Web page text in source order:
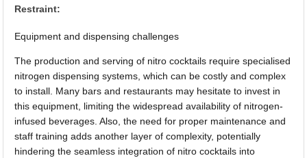
Restraint:
Equipment and dispensing challenges
The production and serving of nitro cocktails require specialised
nitrogen dispensing systems, which can be costly and complex
to install. Many bars and restaurants may hesitate to invest in
this equipment, limiting the widespread availability of nitrogen-
infused beverages. Also, the need for proper maintenance and
staff training adds another layer of complexity, potentially
hindering the seamless integration of nitro cocktails into